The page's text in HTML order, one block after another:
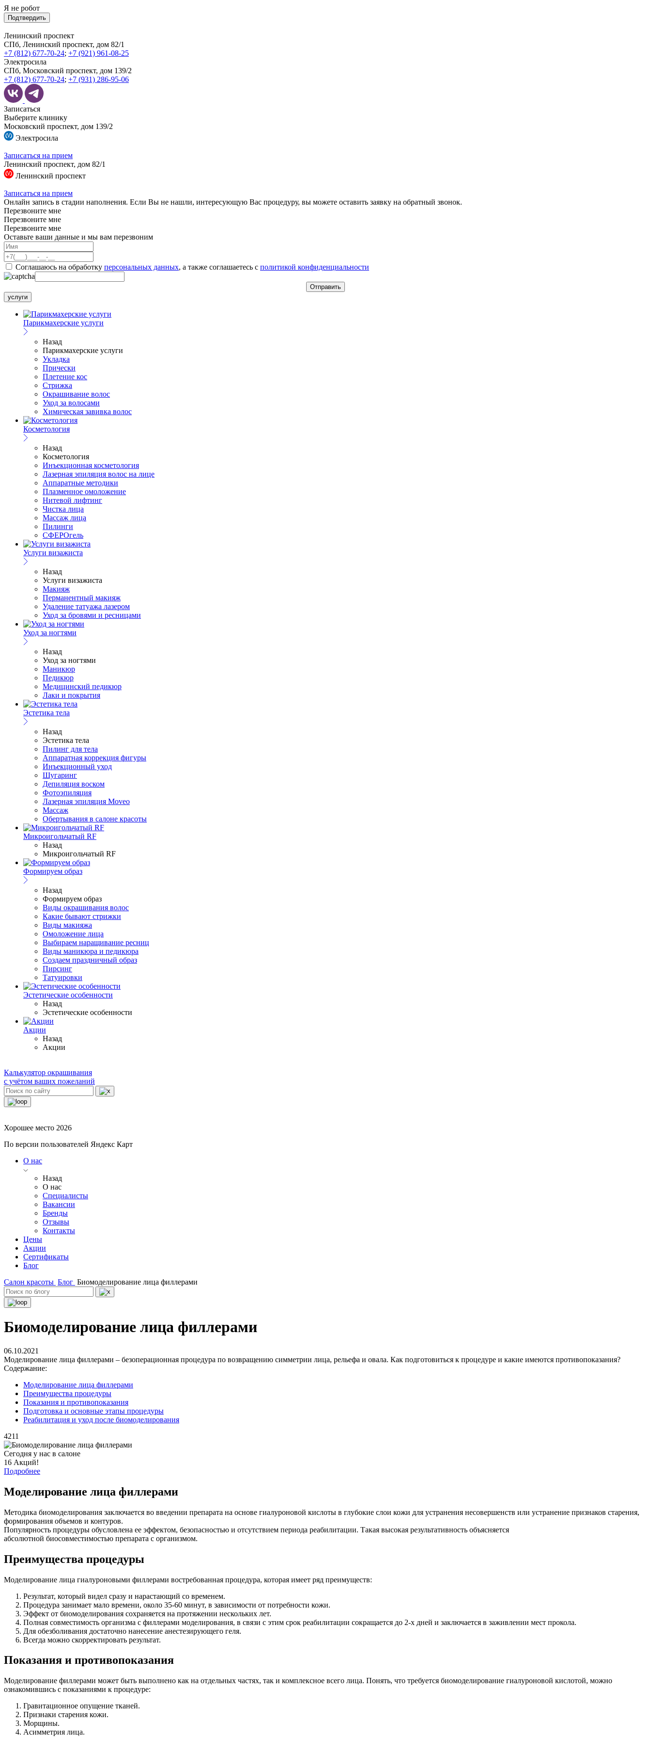
Я не робот
Подтвердить
Ленинский проспект
СПб, Ленинский проспект, дом 82/1
+7 (812) 677-70-24; +7 (921) 961-08-25
Электросила
СПб, Московский проспект, дом 139/2
+7 (812) 677-70-24; +7 (931) 286-95-06
Записаться
Выберите клинику
Московский проспект, дом 139/2
Электросила
Записаться на прием
Ленинский проспект, дом 82/1
Ленинский проспект
Записаться на прием
Онлайн запись в стадии наполнения. Если Вы не нашли, интересующую Вас процедуру, вы можете оставить заявку на обратный звонок.
Перезвоните мне
Перезвоните мне
Перезвоните мне
Оставьте ваши данные и мы вам перезвоним
Соглашаюсь на обработку персональных данных, а также соглашаетесь c политикой конфиденциальности
услуги
Парикмахерские услуги
Назад
Парикмахерские услуги
Укладка
Прически
Плетение кос
Стрижка
Окрашивание волос
Уход за волосами
Химическая завивка волос
Косметология
Назад
Косметология
Инъекционная косметология
Лазерная эпиляция волос на лице
Аппаратные методики
Плазменное омоложение
Нитевой лифтинг
Чистка лица
Массаж лица
Пилинги
СФЕРОгель
Услуги визажиста
Назад
Услуги визажиста
Макияж
Перманентный макияж
Удаление татуажа лазером
Уход за бровями и ресницами
Уход за ногтями
Назад
Уход за ногтями
Маникюр
Педикюр
Медицинский педикюр
Лаки и покрытия
Эстетика тела
Назад
Эстетика тела
Пилинг для тела
Аппаратная коррекция фигуры
Инъекционный уход
Шугаринг
Депиляция воском
Фотоэпиляция
Лазерная эпиляция Moveo
Массаж
Обертывания в салоне красоты
Микроигольчатый RF
Назад
Микроигольчатый RF
Формируем образ
Назад
Формируем образ
Виды окрашивания волос
Какие бывают стрижки
Виды макияжа
Омоложение лица
Выбираем наращивание ресниц
Виды маникюра и педикюра
Создаем праздничный образ
Пирсинг
Татуировки
Эстетические особенности
Назад
Эстетические особенности
Акции
Назад
Акции
Калькулятор окрашивания
с учётом ваших пожеланий
Хорошее место 2026
По версии пользователей Яндекс Карт
О нас
Назад
О нас
Специалисты
Вакансии
Бренды
Отзывы
Контакты
Цены
Акции
Сертификаты
Блог
Салон красоты Блог Биомоделирование лица филлерами
Биомоделирование лица филлерами
06.10.2021
Моделирование лица филлерами – безоперационная процедура по возвращению симметрии лица, рельефа и овала. Как подготовиться к процедуре и какие имеются противопоказания?
Содержание:
Моделирование лица филлерами
Преимущества процедуры
Показания и противопоказания
Подготовка и основные этапы процедуры
Реабилитация и уход после биомоделирования
4211
Сегодня у нас в салоне
16 Акций!
Подробнее
Моделирование лица филлерами
Методика биомоделирования заключается во введении препарата на основе гиалуроновой кислоты в глубокие слои кожи для устранения несовершенств или устранение признаков старения,
формирования объемов и контуров.
Популярность процедуры обусловлена ее эффектом, безопасностью и отсутствием периода реабилитации. Такая высокая результативность объясняется
абсолютной биосовместимостью препарата с организмом.
Преимущества процедуры
Моделирование лица гиалуроновыми филлерами востребованная процедура, которая имеет ряд преимуществ:
Результат, который видел сразу и нарастающий со временем.
Процедура занимает мало времени, около 35-60 минут, в зависимости от потребности кожи.
Эффект от биомоделирования сохраняется на протяжении нескольких лет.
Полная совместимость организма с филлерами моделирования, в связи с этим срок реабилитации сокращается до 2-х дней и заключается в заживлении мест прокола.
Для обезболивания достаточно нанесение анестезирующего геля.
Всегда можно скорректировать результат.
Показания и противопоказания
Моделирование филлерами может быть выполнено как на отдельных частях, так и комплексное всего лица. Понять, что требуется биомоделирование гиалуроновой кислотой, можно
ознакомившись с показаниями к процедуре:
Гравитационное опущение тканей.
Признаки старения кожи.
Морщины.
Асимметрия лица.